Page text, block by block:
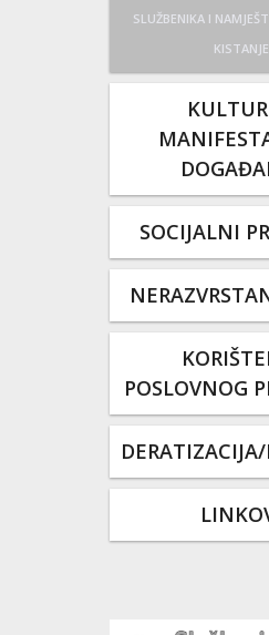
SLUŽBENIKA I
KISTANJE
SOCIJALNI
POSLOVNOG